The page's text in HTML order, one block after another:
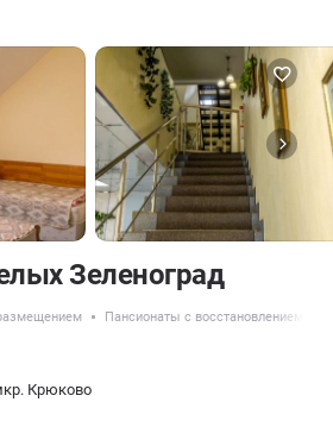
Зеленоград
Пансионаты с восстановлением
Крюково